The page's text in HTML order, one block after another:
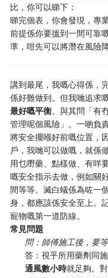
比，你可以睇下：
睇完個表，你會發現，專
前提係你要搵到一間可靠
準，咁先可以將潛在風險
講到最尾，我嘅心得係，
係好難做到。但我哋追求
最好嘅平衡。與其問「有
管理呢個風險」。一啲負
將安全擺喺好前嘅位置，
戶，我哋可以做嘅，就係
用乜嘢藥、點樣做、有咩
嘅安全指示去做，例如關
間等等。滅白蟻係為咗一
身，都應該係安全至上。
寵物嘅第一道防線。
常見問題
問：師傅施工後，要
答：視乎所用藥劑同
通風數小時就足夠。